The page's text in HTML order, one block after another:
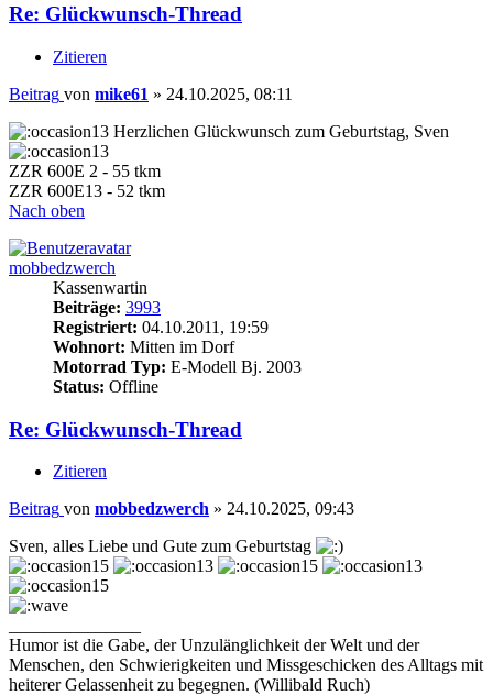
Re: Glückwunsch-Thread
Zitieren
Beitrag von mike61 » 24.10.2025, 08:11
Herzlichen Glückwunsch zum Geburtstag, Sven
ZZR 600E 2 - 55 tkm
ZZR 600E13 - 52 tkm
Nach oben
mobbedzwerch
Kassenwartin
Beiträge: 3993
Registriert: 04.10.2011, 19:59
Wohnort: Mitten im Dorf
Motorrad Typ: E-Modell Bj. 2003
Status: Offline
Re: Glückwunsch-Thread
Zitieren
Beitrag von mobbedzwerch » 24.10.2025, 09:43
Sven, alles Liebe und Gute zum Geburtstag
Humor ist die Gabe, der Unzulänglichkeit der Welt und der
Menschen, den Schwierigkeiten und Missgeschicken des Alltags mit
heiterer Gelassenheit zu begegnen. (Willibald Ruch)